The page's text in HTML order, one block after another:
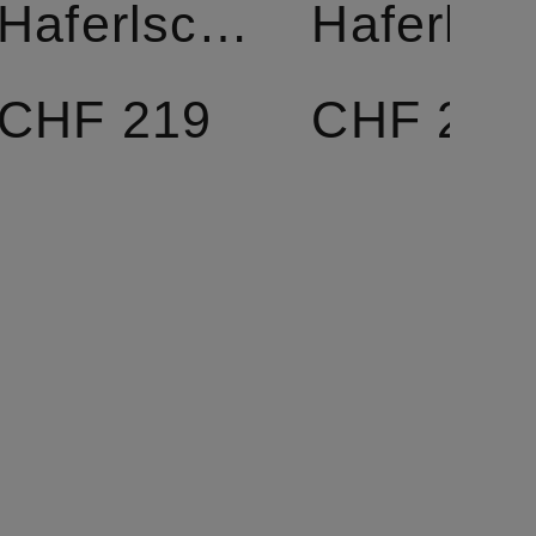
Haferlschuhe
CHF 219
CHF 219